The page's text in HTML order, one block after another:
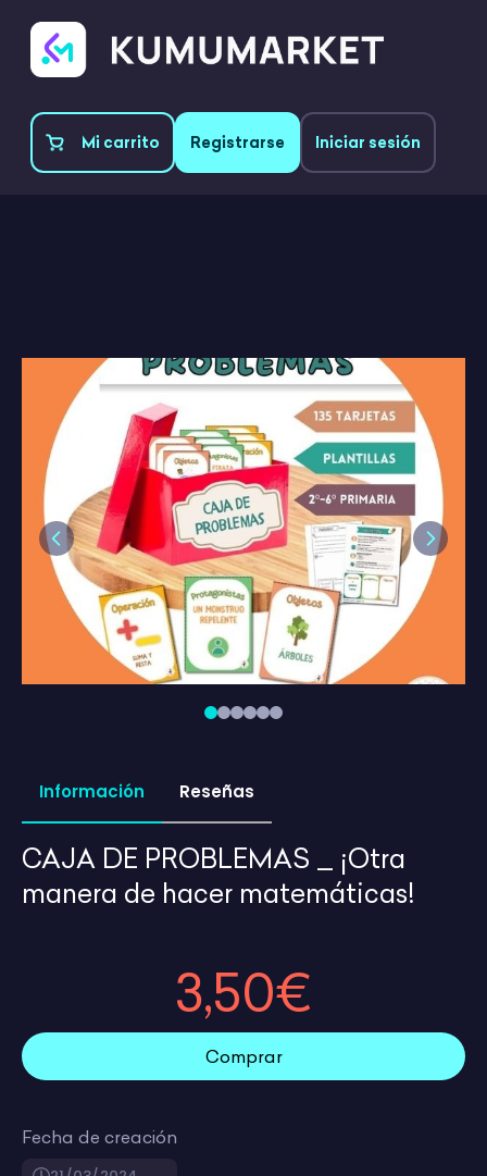
Mi carrito Registrarse Iniciar sesión
Previous Next
Información Reseñas
CAJA DE PROBLEMAS _ ¡Otra
manera de hacer matemáticas!
Fecha de creación
3,50€
Comprar